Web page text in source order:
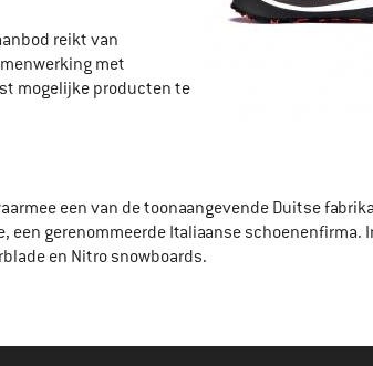
reikt van
met
mogelijke producten te
een van de toonaangevende Duitse
gerenommeerde Italiaanse schoenenfirma.
en Nitro snowboards.